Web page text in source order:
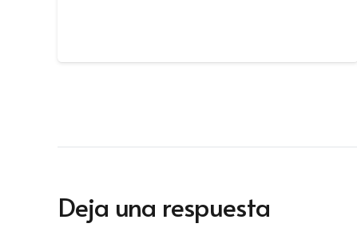
Deja una respuesta